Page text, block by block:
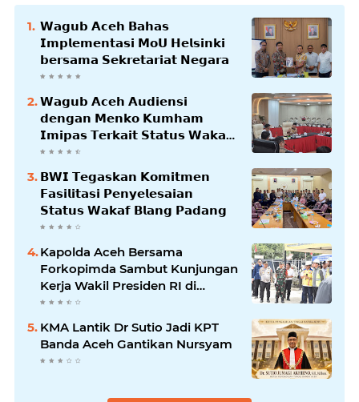
𝗪𝗮𝗴𝘂𝗯 𝗔𝗰𝗲𝗵 𝗕𝗮𝗵𝗮𝘀
𝗜𝗺𝗽𝗹𝗲𝗺𝗲𝗻𝘁𝗮𝘀𝗶 𝗠𝗼𝗨 𝗛𝗲𝗹𝘀𝗶𝗻𝗸𝗶
𝗯𝗲𝗿𝘀𝗮𝗺𝗮 𝗦𝗲𝗸𝗿𝗲𝘁𝗮𝗿𝗶𝗮𝘁 𝗡𝗲𝗴𝗮𝗿𝗮
𝗪𝗮𝗴𝘂𝗯 𝗔𝗰𝗲𝗵 𝗔𝘂𝗱𝗶𝗲𝗻𝘀𝗶
𝗱𝗲𝗻𝗴𝗮𝗻 𝗠𝗲𝗻𝗸𝗼 𝗞𝘂𝗺𝗵𝗮𝗺
𝗜𝗺𝗶𝗽𝗮𝘀 𝗧𝗲𝗿𝗸𝗮𝗶𝘁 𝗦𝘁𝗮𝘁𝘂𝘀 𝗪𝗮𝗸𝗮𝗳
𝗕𝗹𝗮𝗻𝗴𝗽𝗮𝗱𝗮𝗻𝗴
𝗕𝗪𝗜 𝗧𝗲𝗴𝗮𝘀𝗸𝗮𝗻 𝗞𝗼𝗺𝗶𝘁𝗺𝗲𝗻
𝗙𝗮𝘀𝗶𝗹𝗶𝘁𝗮𝘀𝗶 𝗣𝗲𝗻𝘆𝗲𝗹𝗲𝘀𝗮𝗶𝗮𝗻
𝗦𝘁𝗮𝘁𝘂𝘀 𝗪𝗮𝗸𝗮𝗳 𝗕𝗹𝗮𝗻𝗴 𝗣𝗮𝗱𝗮𝗻𝗴
Kapolda Aceh Bersama
Forkopimda Sambut Kunjungan
Kerja Wakil Presiden RI di
Kabupaten Bireuen
KMA Lantik Dr Sutio Jadi KPT
Banda Aceh Gantikan Nursyam